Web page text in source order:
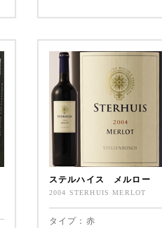
ステルハイス メルロー
2004 STERHUIS MERLOT
タイプ：赤